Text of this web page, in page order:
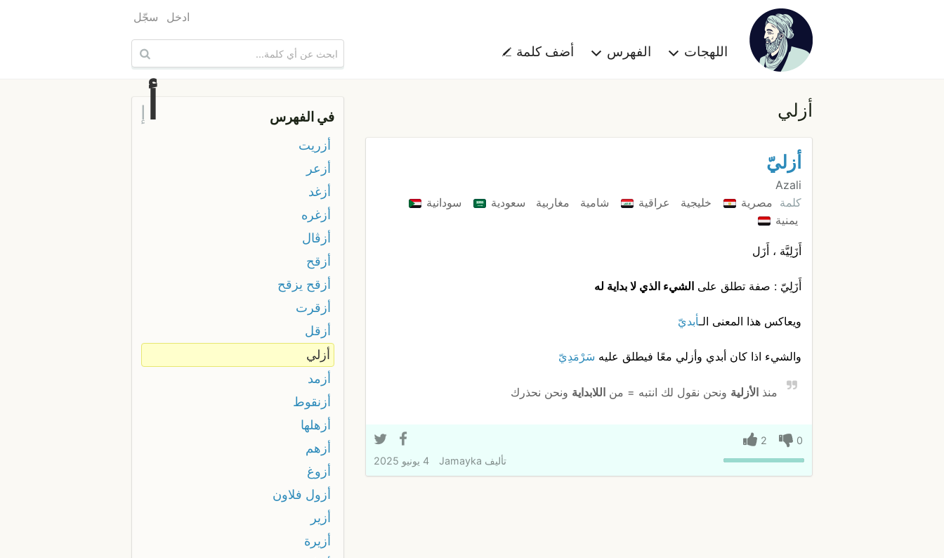
اللهجات الفهرس أضف كلمة
ادخل سجّل
أزلي
أزليّ
Azali
كلمة مصرية خليجية عراقية شامية مغاربية سعودية
سودانية
يمنية
أَزَلِيَّة ، أَزَل
أَزَلِيّ : صفة تطلق على الشيء الذي لا بداية له
ويعاكس هذا المعنى الـأبديّ
والشيء اذا كان أبدي وأزلي معًا فيطلق عليه سَرْمَدِيّ
منذ الأزلية ونحن نقول لك انتبه = من اللابداية ونحن نحذرك
0
2
تأليف Jamayka 4 يونيو 2025
في الفهرس إ
أزريت
أزعر
أزغد
أزغره
أزڤال
أزقح
أزقح يزقح
أزقرت
أزقل
أزلي
أزمد
أزنقوط
أزهلها
أزهم
أزوغ
أزول فلاون
أزير
أزيرة